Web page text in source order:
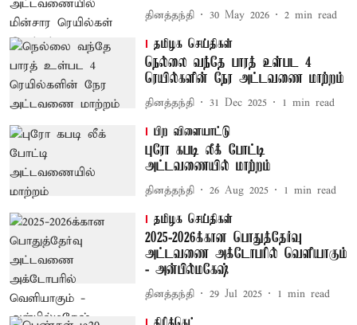
தினத்தந்தி 30 May 2026 2 min read
தமிழக செய்திகள்
நெல்லை வந்தே பாரத் உள்பட 4
ரெயில்களின் நேர அட்டவணை மாற்றம்
தினத்தந்தி 31 Dec 2025 1 min read
பிற விளையாட்டு
புரோ கபடி லீக் போட்டி
அட்டவணையில் மாற்றம்
தினத்தந்தி 26 Aug 2025 1 min read
தமிழக செய்திகள்
2025-2026க்கான பொதுத்தேர்வு
அட்டவணை அக்டோபரில் வெளியாகும்
- அன்பில்மகேஷ்
தினத்தந்தி 29 Jul 2025 1 min read